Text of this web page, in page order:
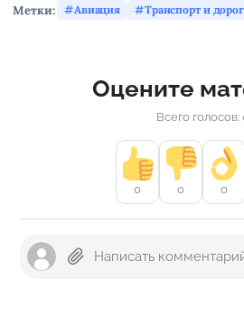
Метки: Авиация Транспорт и
Оцените
Всего голосов:
0 0 0